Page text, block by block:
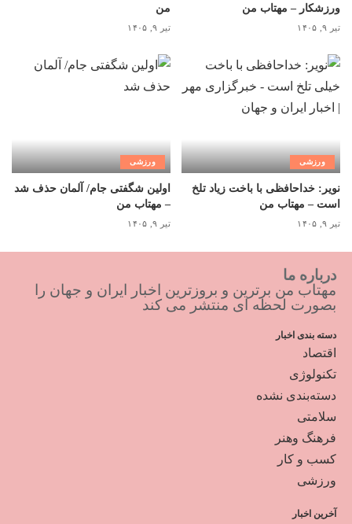
ورزشکار – مهتاب من
تیر ۹, ۱۴۰۵
من
تیر ۹, ۱۴۰۵
ورزشی
نویر: خداحافظی با باخت زیاد تلخ
است – مهتاب من
تیر ۹, ۱۴۰۵
ورزشی
اولین شگفتی جام/ آلمان حذف شد
– مهتاب من
تیر ۹, ۱۴۰۵
درباره ما
مهتاب من برترین و بروزترین اخبار ایران و جهان را
بصورت لحظه ای منتشر می کند
دسته بندی اخبار
اقتصاد
تکنولوژی
دسته‌بندی نشده
سلامتی
فرهنگ وهنر
کسب و کار
ورزشی
آخرین اخبار